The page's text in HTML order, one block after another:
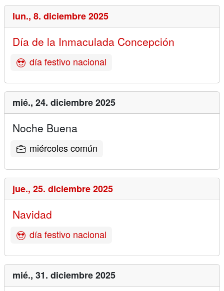
lun., 8. diciembre 2025
Día de la Inmaculada Concepción
día festivo nacional
mié., 24. diciembre 2025
Noche Buena
miércoles común
jue., 25. diciembre 2025
Navidad
día festivo nacional
mié., 31. diciembre 2025